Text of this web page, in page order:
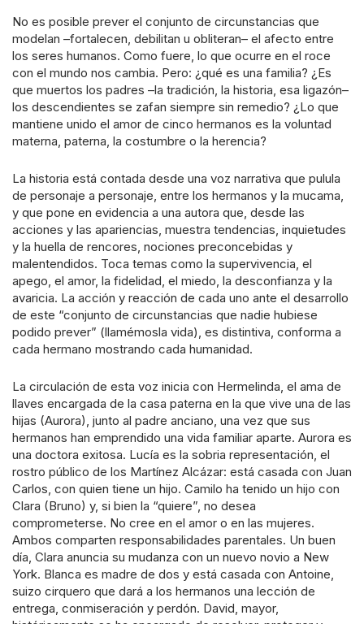
No es posible prever el conjunto de circunstancias que
modelan –fortalecen, debilitan u obliteran– el afecto entre
los seres humanos. Como fuere, lo que ocurre en el roce
con el mundo nos cambia. Pero: ¿qué es una familia? ¿Es
que muertos los padres –la tradición, la historia, esa ligazón–
los descendientes se zafan siempre sin remedio? ¿Lo que
mantiene unido el amor de cinco hermanos es la voluntad
materna, paterna, la costumbre o la herencia?
La historia está contada desde una voz narrativa que pulula
de personaje a personaje, entre los hermanos y la mucama,
y que pone en evidencia a una autora que, desde las
acciones y las apariencias, muestra tendencias, inquietudes
y la huella de rencores, nociones preconcebidas y
malentendidos. Toca temas como la supervivencia, el
apego, el amor, la fidelidad, el miedo, la desconfianza y la
avaricia. La acción y reacción de cada uno ante el desarrollo
de este “conjunto de circunstancias que nadie hubiese
podido prever” (llamémosla vida), es distintiva, conforma a
cada hermano mostrando cada humanidad.
La circulación de esta voz inicia con Hermelinda, el ama de
llaves encargada de la casa paterna en la que vive una de las
hijas (Aurora), junto al padre anciano, una vez que sus
hermanos han emprendido una vida familiar aparte. Aurora es
una doctora exitosa. Lucía es la sobria representación, el
rostro público de los Martínez Alcázar: está casada con Juan
Carlos, con quien tiene un hijo. Camilo ha tenido un hijo con
Clara (Bruno) y, si bien la “quiere”, no desea
comprometerse. No cree en el amor o en las mujeres.
Ambos comparten responsabilidades parentales. Un buen
día, Clara anuncia su mudanza con un nuevo novio a New
York. Blanca es madre de dos y está casada con Antoine,
suizo cirquero que dará a los hermanos una lección de
entrega, conmiseración y perdón. David, mayor,